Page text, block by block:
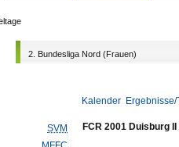
2. Bundesliga Nord (Frauen)
Kalender
SVM
FCR 2001 Duisburg II